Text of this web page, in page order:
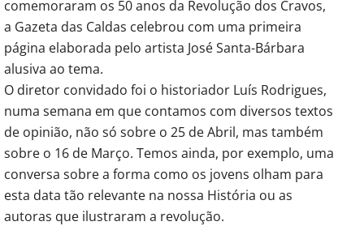
comemoraram os 50 anos da Revolução dos Cravos,
a Gazeta das Caldas celebrou com uma primeira
página elaborada pelo artista José Santa-Bárbara
alusiva ao tema.
O diretor convidado foi o historiador Luís Rodrigues,
numa semana em que contamos com diversos textos
de opinião, não só sobre o 25 de Abril, mas também
sobre o 16 de Março. Temos ainda, por exemplo, uma
conversa sobre a forma como os jovens olham para
esta data tão relevante na nossa História ou as
autoras que ilustraram a revolução.